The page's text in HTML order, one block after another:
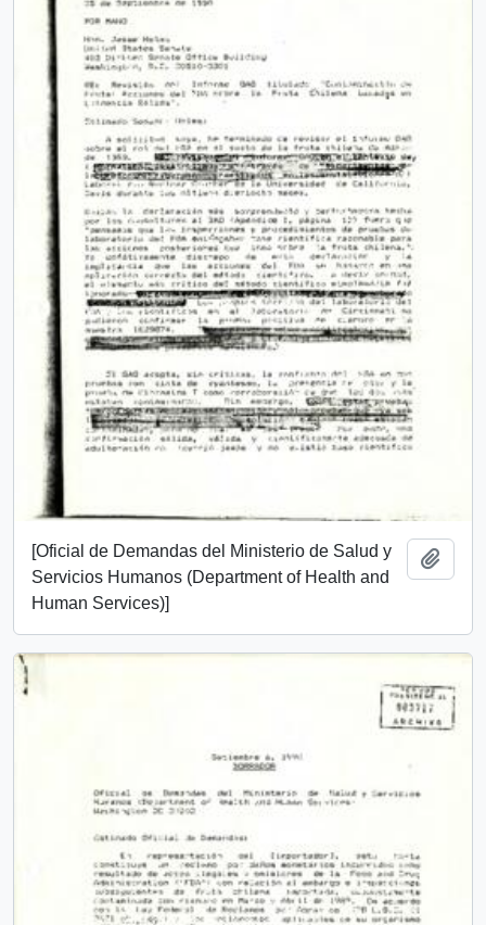
[Oficial de Demandas del Ministerio de Salud y
Servicios Humanos (Department of Health and
Human Services)]